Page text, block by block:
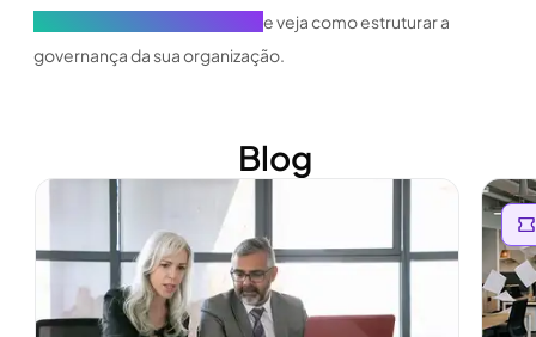
e veja como estruturar a
governança da sua organização.
Blog
Ver